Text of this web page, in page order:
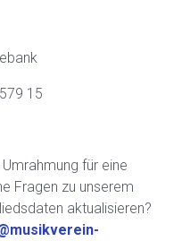
15
für eine
Fragen zu unserem
aktualisieren?